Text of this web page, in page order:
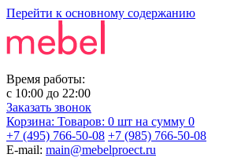
Перейти к основному содержанию
Время работы:
с 10:00 до 22:00
Заказать звонок
Корзина: Товаров: 0 шт на сумму 0
+7 (495) 766-50-08 +7 (985) 766-50-08
E-mail: main@mebelproect.ru